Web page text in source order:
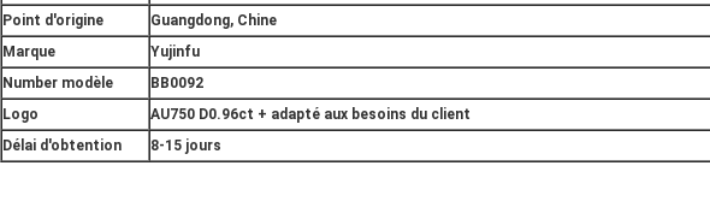
Point d'origine
Guangdong, Chine
Marque
Yujinfu
Number modèle
BB0092
Logo
AU750 D0.96ct + adapté aux besoins du client
Délai d'obtention
8-15 jours